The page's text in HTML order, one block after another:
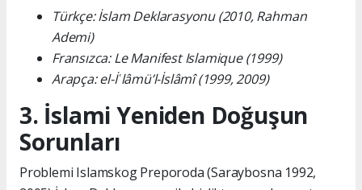
Türkçe: İslam Deklarasyonu (2010, Rahman
Ademi)
Fransızca: Le Manifest Islamique (1999)
Arapça: el-İʿlâmü’l-İslâmî (1999, 2009)
3. İslami Yeniden Doğuşun
Sorunları
Problemi Islamskog Preporoda (Saraybosna 1992,